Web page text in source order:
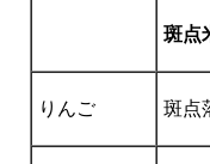
斑点
りんご 斑点